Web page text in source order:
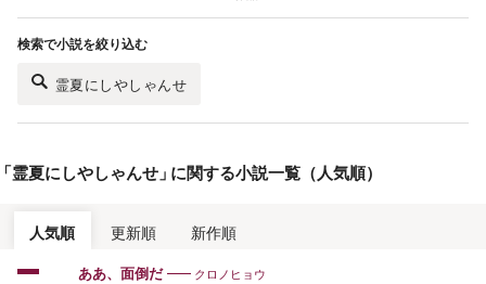
検索で小説を絞り込む
霊夏にしやしゃんせ
霊夏にしやしゃんせ 」に関する小説一覧（人気順）
人気順 更新順 新作順
ああ、面倒だ クロノヒョウ